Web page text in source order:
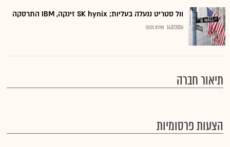
וול סטריט ננעלה בעליות; SK hynix זינקה, IBM התרסקה
14.07.2026 שירות גלובס
תיאור חברה
הצעות פרסומיות